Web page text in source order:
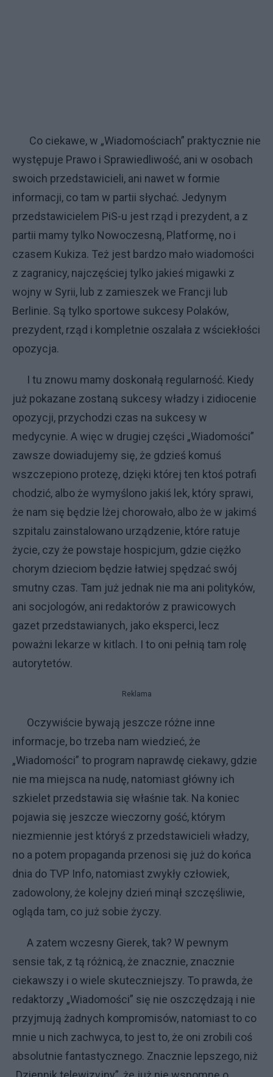
Co ciekawe, w „Wiadomościach” praktycznie nie
występuje Prawo i Sprawiedliwość, ani w osobach
swoich przedstawicieli, ani nawet w formie
informacji, co tam w partii słychać. Jedynym
przedstawicielem PiS-u jest rząd i prezydent, a z
partii mamy tylko Nowoczesną, Platformę, no i
czasem Kukiza. Też jest bardzo mało wiadomości
z zagranicy, najczęściej tylko jakieś migawki z
wojny w Syrii, lub z zamieszek we Francji lub
Berlinie. Są tylko sportowe sukcesy Polaków,
prezydent, rząd i kompletnie oszalała z wściekłości
opozycja.
I tu znowu mamy doskonałą regularność. Kiedy
już pokazane zostaną sukcesy władzy i zidiocenie
opozycji, przychodzi czas na sukcesy w
medycynie. A więc w drugiej części „Wiadomości”
zawsze dowiadujemy się, że gdzieś komuś
wszczepiono protezę, dzięki której ten ktoś potrafi
chodzić, albo że wymyślono jakiś lek, który sprawi,
że nam się będzie lżej chorowało, albo że w jakimś
szpitalu zainstalowano urządzenie, które ratuje
życie, czy że powstaje hospicjum, gdzie ciężko
chorym dzieciom będzie łatwiej spędzać swój
smutny czas. Tam już jednak nie ma ani polityków,
ani socjologów, ani redaktorów z prawicowych
gazet przedstawianych, jako eksperci, lecz
poważni lekarze w kitlach. I to oni pełnią tam rolę
autorytetów.
Reklama
Oczywiście bywają jeszcze różne inne
informacje, bo trzeba nam wiedzieć, że
„Wiadomości” to program naprawdę ciekawy, gdzie
nie ma miejsca na nudę, natomiast główny ich
szkielet przedstawia się właśnie tak. Na koniec
pojawia się jeszcze wieczorny gość, którym
niezmiennie jest któryś z przedstawicieli władzy,
no a potem propaganda przenosi się już do końca
dnia do TVP Info, natomiast zwykły człowiek,
zadowolony, że kolejny dzień minął szczęśliwie,
ogląda tam, co już sobie życzy.
A zatem wczesny Gierek, tak? W pewnym
sensie tak, z tą różnicą, że znacznie, znacznie
ciekawszy i o wiele skuteczniejszy. To prawda, że
redaktorzy „Wiadomości” się nie oszczędzają i nie
przyjmują żadnych kompromisów, natomiast to co
mnie u nich zachwyca, to jest to, że oni zrobili coś
absolutnie fantastycznego. Znacznie lepszego, niż